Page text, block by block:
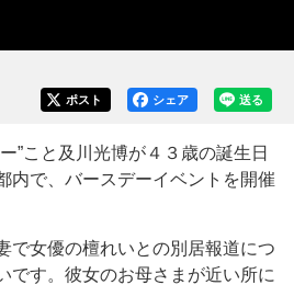
送る
シェア
ポスト
”こと及川光博が４３歳の誕生日
内で、バースデーイベントを開催
女優の檀れいとの別居報道につ
です。彼女のお母さまが近い所に